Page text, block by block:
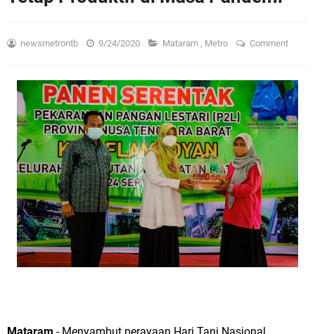
newsmetrontb 9/24/2020 Mataram , Metro Comment